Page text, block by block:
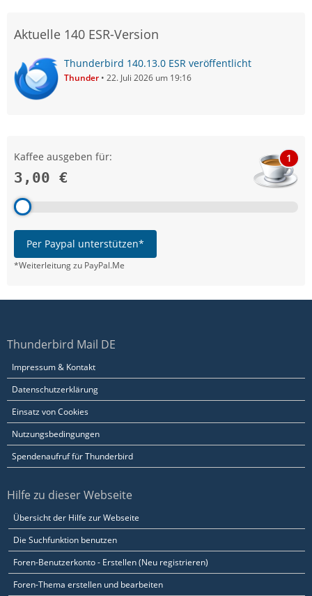
Aktuelle 140 ESR-Version
Thunderbird 140.13.0 ESR veröffentlicht
Thunder 22. Juli 2026 um 19:16
Kaffee ausgeben für:
3,00 €
1
Per Paypal unterstützen*
*Weiterleitung zu PayPal.Me
Thunderbird Mail DE
Impressum & Kontakt
Datenschutzerklärung
Einsatz von Cookies
Nutzungsbedingungen
Spendenaufruf für Thunderbird
Hilfe zu dieser Webseite
Übersicht der Hilfe zur Webseite
Die Suchfunktion benutzen
Foren-Benutzerkonto - Erstellen (Neu registrieren)
Foren-Thema erstellen und bearbeiten